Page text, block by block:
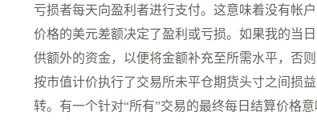
亏损者每天向盈利者进行支付。这意味着没有帐
价格的美元差额决定了盈利或亏损。如果我的当
供额外的资金，以便将金额补充至所需水平，否
按市值计价执行了交易所未平仓期货头寸之间损
转。有一个针对“所有”交易的最终每日结算价格